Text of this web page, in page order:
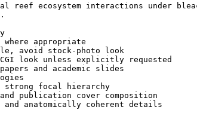
reef ecosystem interactions under
appropriate
avoid stock-photo look
CGI look unless explicitly requested
and academic slides
focal hierarchy
publication cover composition
anatomically coherent details